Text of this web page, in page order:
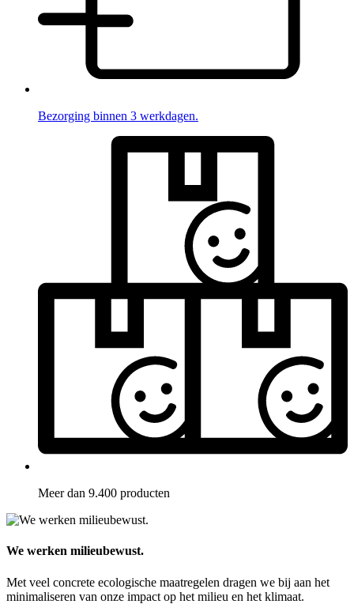
Bezorging binnen 3 werkdagen.
Meer dan 9.400 producten
We werken milieubewust.
Met veel concrete ecologische maatregelen dragen we bij aan het
minimaliseren van onze impact op het milieu en het klimaat.